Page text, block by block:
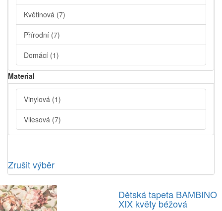
Květinová (7)
Přírodní (7)
Domácí (1)
Material
Vinylová (1)
Vliesová (7)
Zrušit výběr
Dětská tapeta BAMBINO
XIX květy béžová